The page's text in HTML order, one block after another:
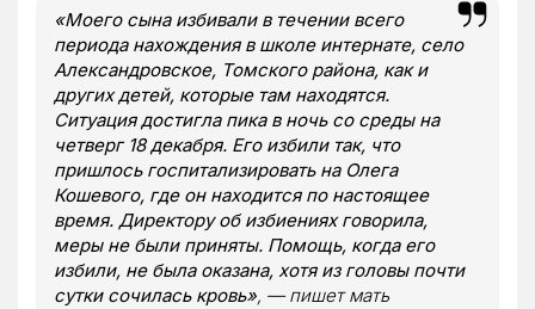
«Моего сына избивали в течении всего
периода нахождения в школе интернате, село
Александровское, Томского района, как и
других детей, которые там находятся.
Ситуация достигла пика в ночь со среды на
четверг 18 декабря. Его избили так, что
пришлось госпитализировать на Олега
Кошевого, где он находится по настоящее
время. Директору об избиениях говорила,
меры не были приняты. Помощь, когда его
избили, не была оказана, хотя из головы почти
сутки сочилась кровь», — пишет мать